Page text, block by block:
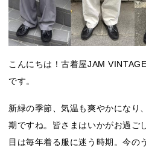
こんにちは！古着屋JAM
です。
新緑の季節、気温も爽やかになり
期ですね。皆さまはいかがお過ご
目は毎年着る服に迷う時期。今の